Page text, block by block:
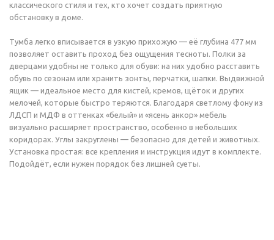
классического стиля и тех, кто хочет создать приятную
обстановку в доме.
Тумба легко вписывается в узкую прихожую — её глубина 477 мм
позволяет оставить проход без ощущения тесноты. Полки за
дверцами удобны не только для обуви: на них удобно расставить
обувь по сезонам или хранить зонты, перчатки, шапки. Выдвижной
ящик — идеальное место для кистей, кремов, щёток и других
мелочей, которые быстро теряются. Благодаря светлому фону из
ЛДСП и МДФ в оттенках «белый» и «ясень анкор» мебель
визуально расширяет пространство, особенно в небольших
коридорах. Углы закруглены — безопасно для детей и животных.
Установка простая: все крепления и инструкция идут в комплекте.
Подойдёт, если нужен порядок без лишней суеты.